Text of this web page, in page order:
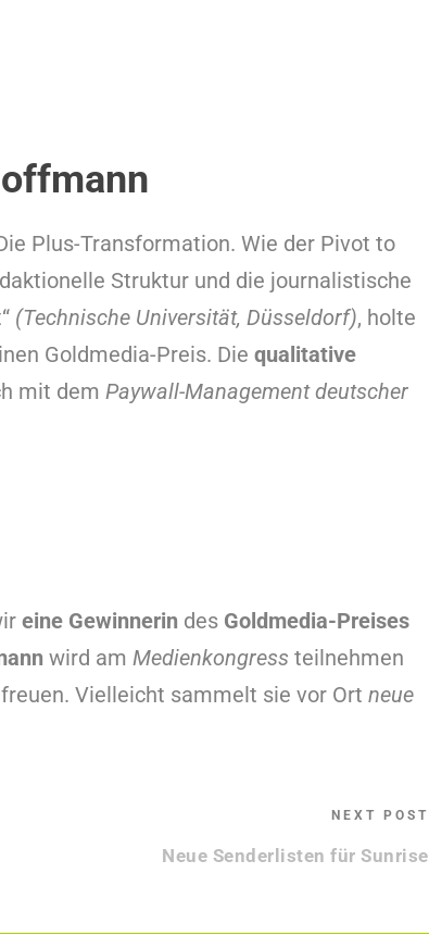
Plus-Transformation. Wie der Pivot to
Struktur und die journalistische
(Technische Universität, Düsseldorf), holte
Goldmedia-Preis. Die qualitative
mit dem Paywall-Management deutscher
eine Gewinnerin des Goldmedia-Preises
wird am Medienkongress teilnehmen
Vielleicht sammelt sie vor Ort neue
NEXT POST
Neue Senderlisten für Sunrise